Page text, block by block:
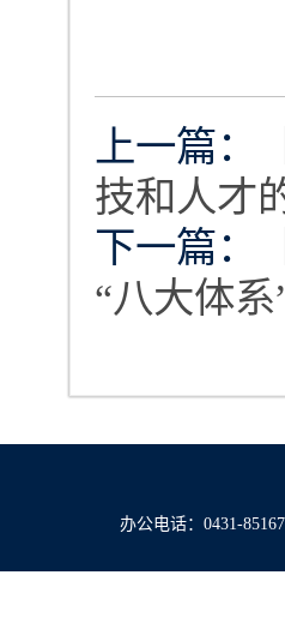
上一篇：
技和人才
下一篇：
“八大体系
办公电话：0431-